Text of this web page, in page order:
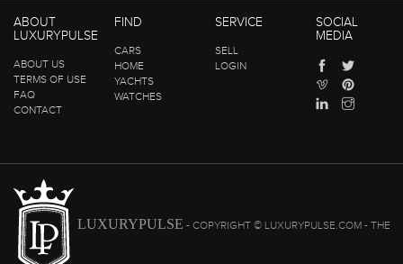
ABOUT
LUXURYPULSE
ABOUT US
TERMS OF USE
FAQ
CONTACT
FIND
CARS
HOME
YACHTS
WATCHES
SERVICE
SELL
LOGIN
SOCIAL
MEDIA
LUXURYPULSE - COPYRIGHT © LUXURYPULSE.COM - THE